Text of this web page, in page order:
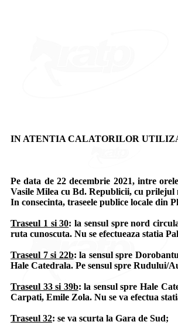
IN ATENTIA CALATORILOR
Pe data de 22 decembrie 2021, intre
Vasile Milea cu Bd. Republicii, cu
In consecinta, traseele publice locale din
Traseul 1 si 30: la sensul spre nord
ruta cunoscuta. Nu se efectueaza statia
Traseul 7 si 22b: la sensul spre
Hale Catedrala. Pe sensul spre Rudului/
Traseul 33 si 39b: la sensul spre Hale
Carpati, Emile Zola. Nu se va efectua
Traseul 32: se va scurta la Gara de Sud;